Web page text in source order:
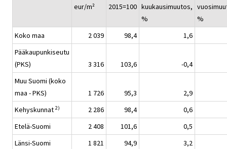
eur/m²
2015=100 kuukausimuutos,
%
%
Koko maa
2 039 98,4
1,6
Pääkaupunkiseutu
(PKS)
3 316 103,6
-0,4
Muu Suomi (koko
maa - PKS)
1 726 95,3
2,9
Kehyskunnat 2) 2 286 98,4
0,6
Etelä-Suomi
2 408 101,6
0,5
Länsi-Suomi
1 821 94,9
3,2